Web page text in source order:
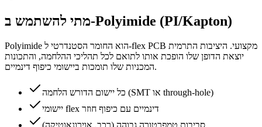
מתי להשתמש ב-Polyimide (PI/Kapton)
Polyimide הוא החומר הסטנדרטי ל-flex PCB מקצועי. היציבות התרמית
יוצאת הדופן שלו הופכת אותו לתואם לכל תהליכי ההלחמה, והתכונות
המכניות שלו תומכות ביישומי כיפוף דינמיים.
כל יישום הדורש הלחמה (SMT או through-hole)
יישומי flex דינמיים עם כיפוף חוזר